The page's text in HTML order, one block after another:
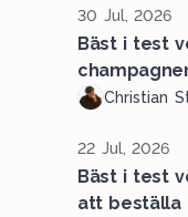
30 Jul, 2026
Bäst i test
Christian
22 Jul, 2026
Bäst i test
att beställa